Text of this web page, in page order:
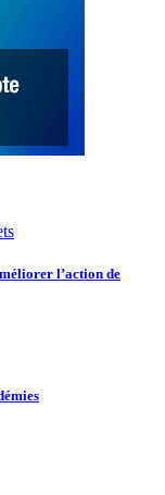
l’action de